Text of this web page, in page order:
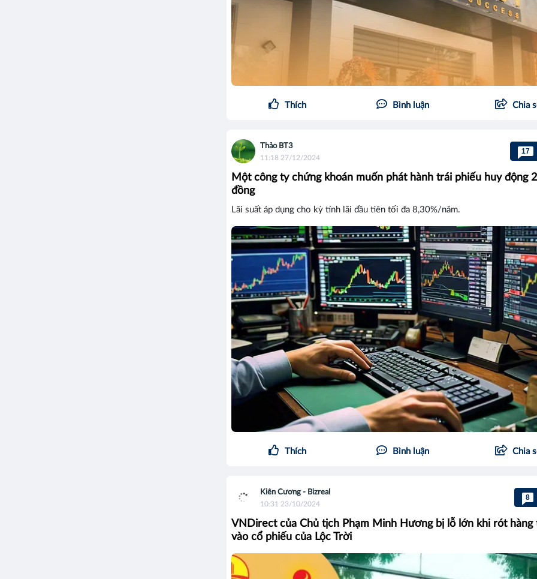
Thích Bình luận Chia
Thảo BT3
11:18 27/12/2024
17
Một công ty chứng khoán muốn phát hành trái phiếu huy động
đồng
Lãi suất áp dụng cho kỳ tính lãi đầu tiên tối đa 8,30%/năm.
Thích Bình luận Chia
Kiên Cương - Bizreal
10:31 23/10/2024
8
VNDirect của Chủ tịch Phạm Minh Hương bị lỗ lớn khi rót hàng
vào cổ phiếu của Lộc Trời